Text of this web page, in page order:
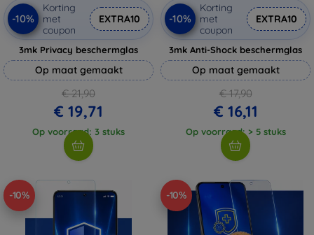
-10%
Korting
met
coupon
EXTRA10
3mk Privacy beschermglas
Op maat gemaakt
€ 21,90
€ 19,71
Op voorraad: 3 stuks
-10%
Korting
met
coupon
EXTRA10
3mk Anti-Shock beschermglas
Op maat gemaakt
€ 17,90
€ 16,11
Op voorraad: > 5 stuks
-10% -10%